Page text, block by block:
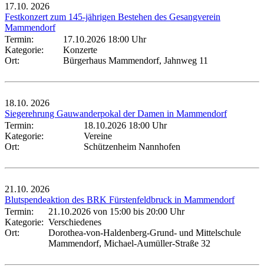
17.10. 2026
Festkonzert zum 145-jährigen Bestehen des Gesangverein
Mammendorf
Termin:
17.10.2026 18:00 Uhr
Kategorie:
Konzerte
Ort:
Bürgerhaus Mammendorf, Jahnweg 11
18.10. 2026
Siegerehrung Gauwanderpokal der Damen in Mammendorf
Termin:
18.10.2026 18:00 Uhr
Kategorie:
Vereine
Ort:
Schützenheim Nannhofen
21.10. 2026
Blutspendeaktion des BRK Fürstenfeldbruck in Mammendorf
Termin:
21.10.2026 von 15:00 bis 20:00 Uhr
Kategorie: Verschiedenes
Ort:
Dorothea-von-Haldenberg-Grund- und Mittelschule
Mammendorf, Michael-Aumüller-Straße 32